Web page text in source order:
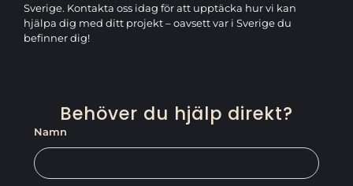
Sverige. Kontakta oss idag för att upptäcka hur vi kan
hjälpa dig med ditt projekt – oavsett var i Sverige du
befinner dig!
Behöver du hjälp direkt?
Namn